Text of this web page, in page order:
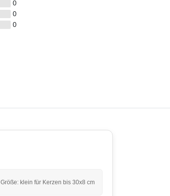
0
0
0
Größe: klein für Kerzen bis 30x8 cm